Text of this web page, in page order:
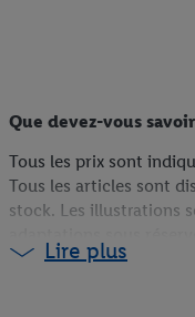
Que devez-vous
Tous les prix sont
Tous les articles sont
stock. Les illustrations
food sont calculées sur
Lire plus